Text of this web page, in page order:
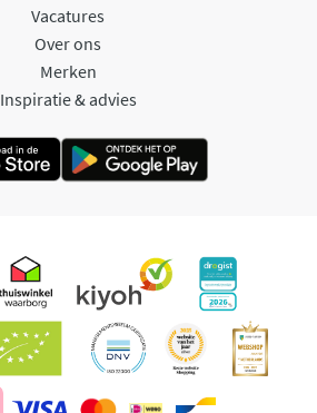
Vacatures
Over ons
Merken
Inspiratie & advies